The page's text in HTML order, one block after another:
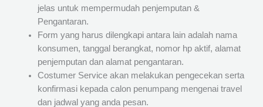
jelas untuk mempermudah penjemputan &
Pengantaran.
Form yang harus dilengkapi antara lain adalah nama
konsumen, tanggal berangkat, nomor hp aktif, alamat
penjemputan dan alamat pengantaran.
Costumer Service akan melakukan pengecekan serta
konfirmasi kepada calon penumpang mengenai travel
dan jadwal yang anda pesan.